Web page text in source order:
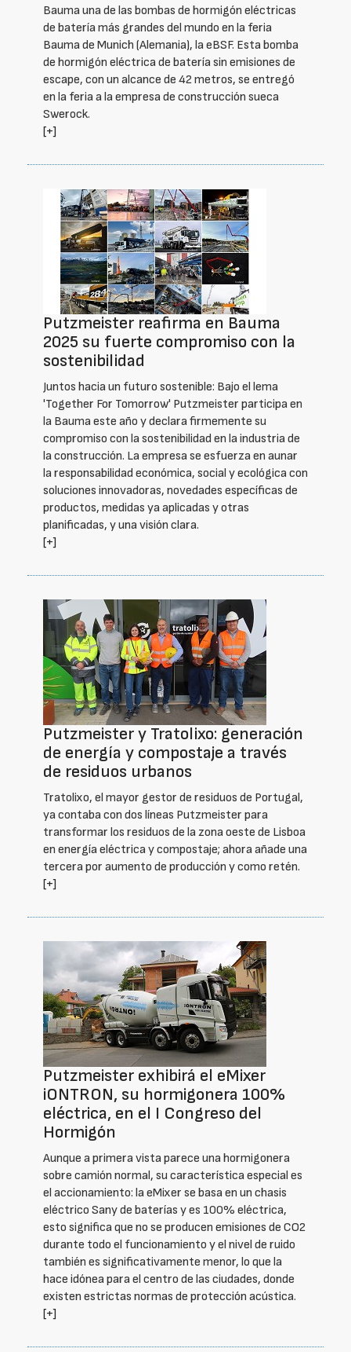
Bauma una de las bombas de hormigón eléctricas
de batería más grandes del mundo en la feria
Bauma de Munich (Alemania), la eBSF. Esta bomba
de hormigón eléctrica de batería sin emisiones de
escape, con un alcance de 42 metros, se entregó
en la feria a la empresa de construcción sueca
Swerock.
[+]
Putzmeister reafirma en Bauma
2025 su fuerte compromiso con la
sostenibilidad
Juntos hacia un futuro sostenible: Bajo el lema
'Together For Tomorrow' Putzmeister participa en
la Bauma este año y declara firmemente su
compromiso con la sostenibilidad en la industria de
la construcción. La empresa se esfuerza en aunar
la responsabilidad económica, social y ecológica con
soluciones innovadoras, novedades específicas de
productos, medidas ya aplicadas y otras
planificadas, y una visión clara.
[+]
Putzmeister y Tratolixo: generación
de energía y compostaje a través
de residuos urbanos
Tratolixo, el mayor gestor de residuos de Portugal,
ya contaba con dos líneas Putzmeister para
transformar los residuos de la zona oeste de Lisboa
en energía eléctrica y compostaje; ahora añade una
tercera por aumento de producción y como retén.
[+]
Putzmeister exhibirá el eMixer
iONTRON, su hormigonera 100%
eléctrica, en el I Congreso del
Hormigón
Aunque a primera vista parece una hormigonera
sobre camión normal, su característica especial es
el accionamiento: la eMixer se basa en un chasis
eléctrico Sany de baterías y es 100% eléctrica,
esto significa que no se producen emisiones de CO2
durante todo el funcionamiento y el nivel de ruido
también es significativamente menor, lo que la
hace idónea para el centro de las ciudades, donde
existen estrictas normas de protección acústica.
[+]